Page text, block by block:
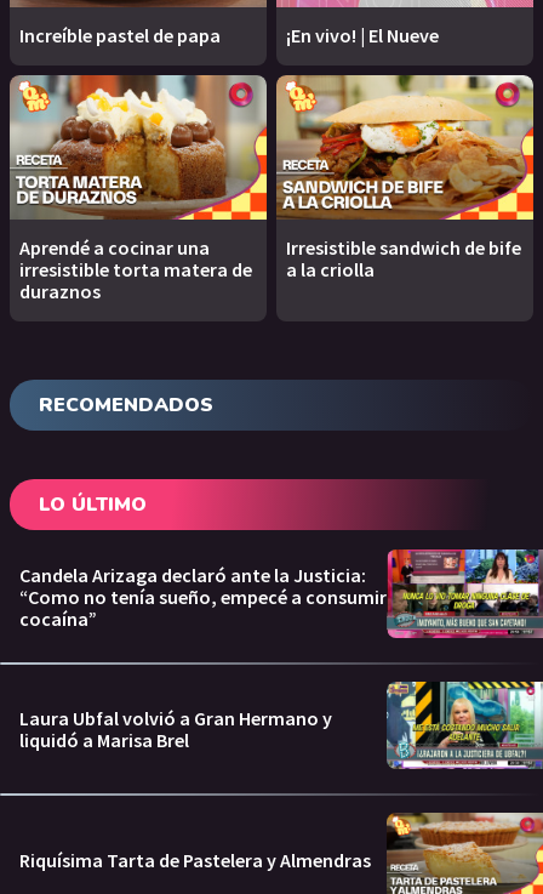
Increíble pastel de papa ¡En vivo! | El Nueve
Aprendé a cocinar una
irresistible torta matera de
duraznos
Irresistible sandwich de bife
a la criolla
RECOMENDADOS
LO ÚLTIMO
Candela Arizaga declaró ante la Justicia:
“Como no tenía sueño, empecé a consumir
cocaína”
Laura Ubfal volvió a Gran Hermano y
liquidó a Marisa Brel
Riquísima Tarta de Pastelera y Almendras